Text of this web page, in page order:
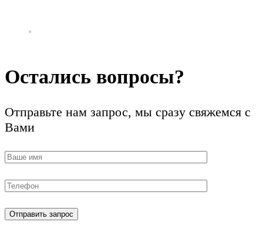
Остались вопросы?
Отправьте нам запрос, мы сразу свяжемся с
Вами